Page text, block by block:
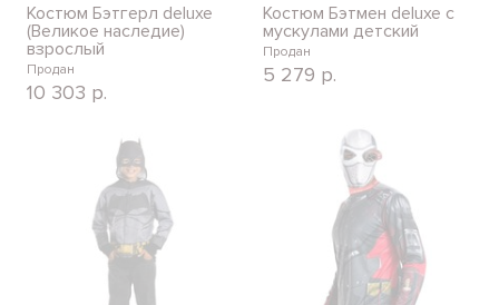
Костюм Бэтгерл deluxe
(Великое наследие)
взрослый
Продан
10 303 р.
Костюм Бэтмен deluxe с
мускулами детский
Продан
5 279 р.